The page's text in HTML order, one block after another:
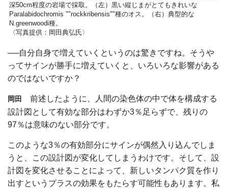
深50cm程度の岩場で採取。（左）黒い縦じまがとてもきれいな
Paralabidochromis ""rockkribensis""種のオス。（右）典型的な
N.greenwoodi種。
〈写真提供：岡田典弘氏〉
──自分自身で増えていくというのは驚きですね。そうや
ってサインが勝手に増えていくと、いろいろな影響がある
のではないですか？
岡田
前述したように、人間の染色体の中で体を構成する
設計図として有効な部分はわずか3％足らずで、残りの
97％は意味のない部分です。
このような3％の有効部分にサインが偶然入り込んでしま
うと、この設計図が変化してしまうわけです。そして、設
計図を変化させることによって、新しいタンパク質を作り
出すというプラスの効果をもたらす可能性もあります。私